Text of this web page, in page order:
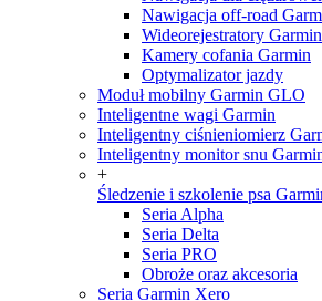
Nawigacja off-road
Wideorejestratory Garmin
Kamery cofania Garmin
Optymalizator jazdy
Moduł mobilny Garmin GLO
Inteligentne wagi Garmin
Inteligentny ciśnieniomierz
Inteligentny monitor snu
+
Śledzenie i szkolenie psa
Seria Alpha
Seria Delta
Seria PRO
Obroże oraz akcesoria
Seria Garmin Xero